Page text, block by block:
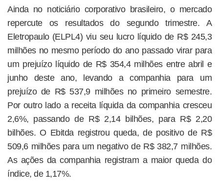
Ainda no noticiário corporativo brasileiro, o mercado
repercute os resultados do segundo trimestre. A
Eletropaulo (ELPL4) viu seu lucro líquido de R$ 245,3
milhões no mesmo período do ano passado virar para
um prejuízo líquido de R$ 354,4 milhões entre abril e
junho deste ano, levando a companhia para um
prejuízo de R$ 537,9 milhões no primeiro semestre.
Por outro lado a receita líquida da companhia cresceu
2,6%, passando de R$ 2,14 bilhões, para R$ 2,20
bilhões. O Ebitda registrou queda, de positivo de R$
509,6 milhões para um negativo de R$ 382,7 milhões.
As ações da companhia registram a maior queda do
índice, de 1,17%.